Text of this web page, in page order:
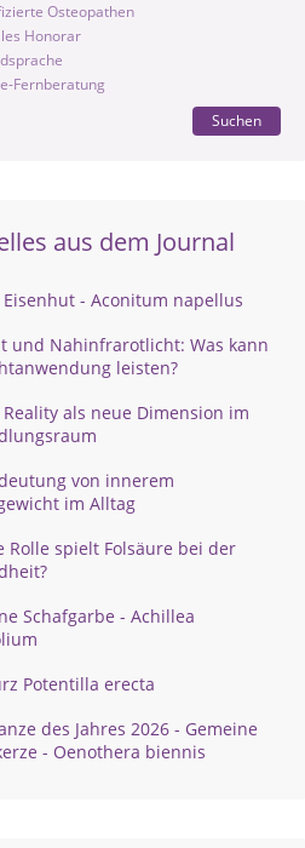
Osteopathen
Honorar
Fernberatung
Suchen
aus dem Journal
- Aconitum napellus
und Nahinfrarotlicht: Was kann
leisten?
als neue Dimension im
von innerem
im Alltag
Rolle spielt Folsäure bei der
Schafgarbe - Achillea
Potentilla erecta
des Jahres 2026 - Gemeine
- Oenothera biennis